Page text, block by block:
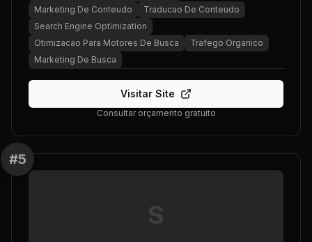
Marketing De Conteudo
Traducao De Conteudo
Search Engine Optimization
Otimizacao Para Motores De Busca
Trafego Organico
Marketing De Busca
Visitar Site
Consultar orçamento gratuito
#5
S